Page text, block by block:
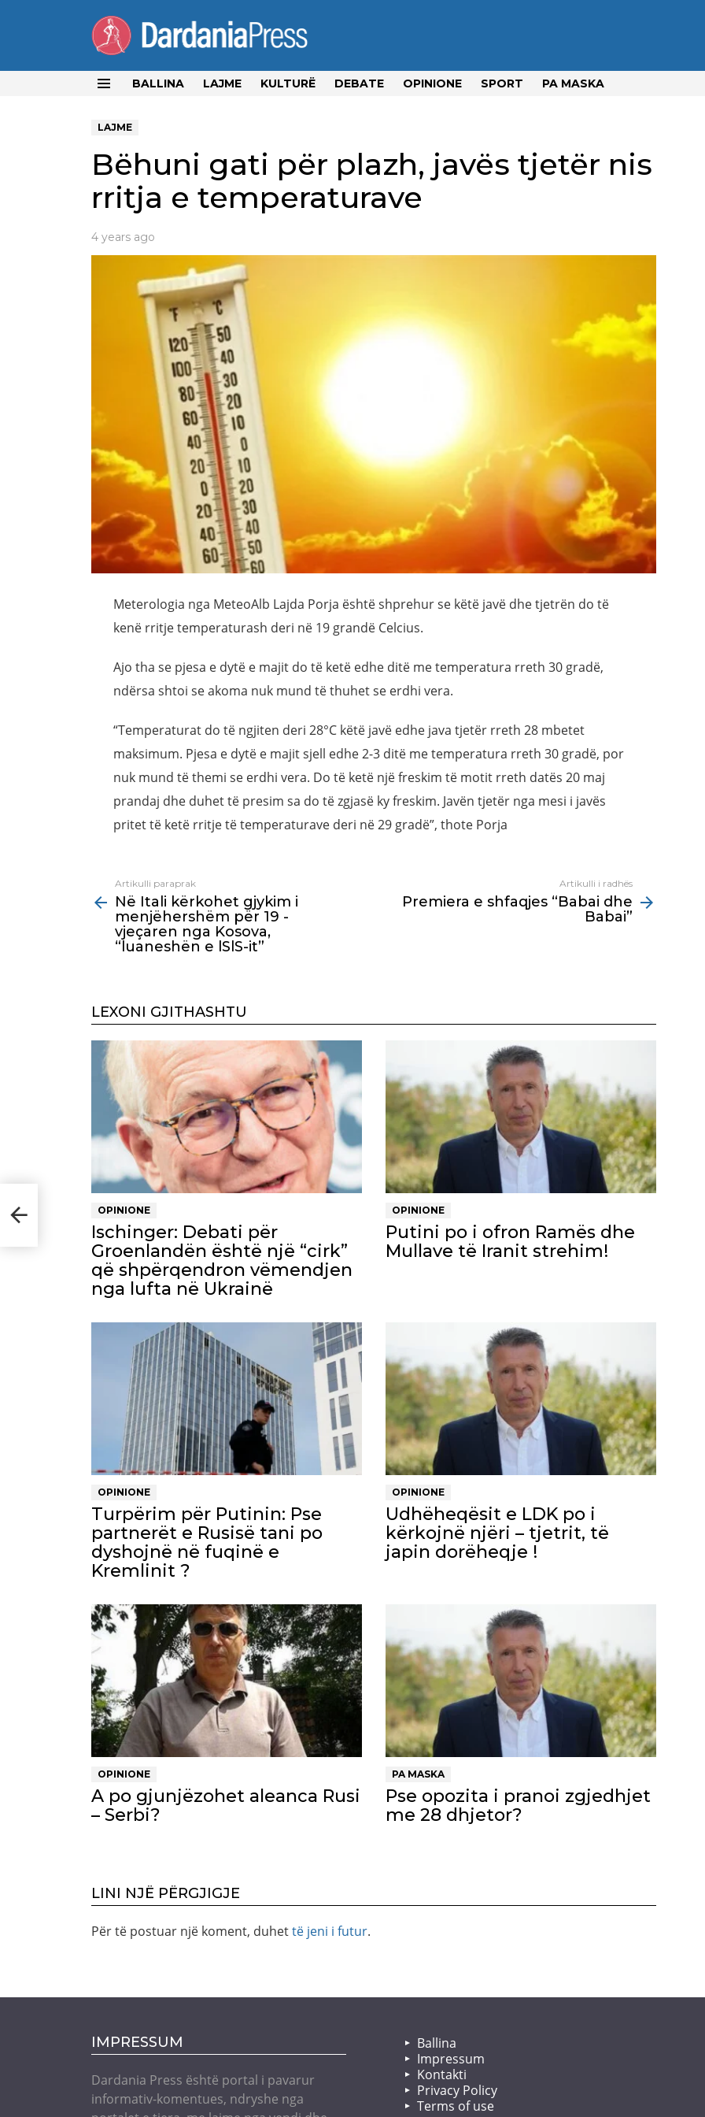
BALLINA LAJME KULTURË DEBATE OPINIONE SPORT PA MASKA
LAJME
Bëhuni gati për plazh, javës tjetër nis
rritja e temperaturave
4 years ago
Meterologia nga MeteoAlb Lajda Porja është shprehur se këtë javë dhe tjetrën do të
kenë rritje temperaturash deri në 19 grandë Celcius.
Ajo tha se pjesa e dytë e majit do të ketë edhe ditë me temperatura rreth 30 gradë,
ndërsa shtoi se akoma nuk mund të thuhet se erdhi vera.
“Temperaturat do të ngjiten deri 28°C këtë javë edhe java tjetër rreth 28 mbetet
maksimum. Pjesa e dytë e majit sjell edhe 2-3 ditë me temperatura rreth 30 gradë, por
nuk mund të themi se erdhi vera. Do të ketë një freskim të motit rreth datës 20 maj
prandaj dhe duhet të presim sa do të zgjasë ky freskim. Javën tjetër nga mesi i javës
pritet të ketë rritje të temperaturave deri në 29 gradë”, thote Porja
more
Artikulli paraprak
Në Itali kërkohet gjykim i
menjëhershëm për 19 -
vjeçaren nga Kosova,
“luaneshën e lSlS-it”
Artikulli i radhës
Premiera e shfaqjes “Babai dhe
Babai”
LEXONI GJITHASHTU
OPINIONE
Ischinger: Debati për
Groenlandën është një “cirk”
që shpërqendron vëmendjen
nga lufta në Ukrainë
OPINIONE
Putini po i ofron Ramës dhe
Mullave të Iranit strehim!
OPINIONE
Turpërim për Putinin: Pse
partnerët e Rusisë tani po
dyshojnë në fuqinë e
Kremlinit ?
OPINIONE
Udhëheqësit e LDK po i
kërkojnë njëri – tjetrit, të
japin dorëheqje !
OPINIONE
A po gjunjëzohet aleanca Rusi
– Serbi?
PA MASKA
Pse opozita i pranoi zgjedhjet
me 28 dhjetor?
LINI NJË PËRGJIGJE
Për të postuar një koment, duhettë jeni i futur.
IMPRESSUM
Dardania Press është portal i pavarur
informativ-komentues, ndryshe nga
Ballina
Impressum
Kontakti
Privacy Policy
Terms of use